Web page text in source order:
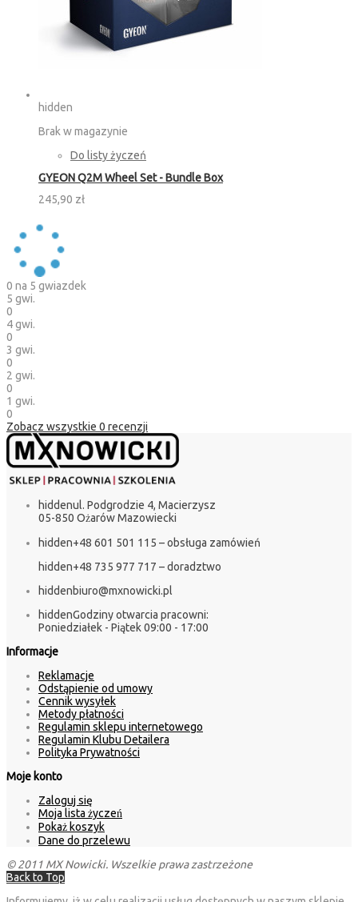
hidden
Brak w magazynie
Do listy życzeń
GYEON Q2M Wheel Set - Bundle Box
245,90 zł
0 na 5 gwiazdek
5 gwi.
0
4 gwi.
0
3 gwi.
0
2 gwi.
0
1 gwi.
0
Zobacz wszystkie 0 recenzji
hiddenul. Podgrodzie 4, Macierzysz
05-850 Ożarów Mazowiecki
hidden+48 601 501 115 – obsługa zamówień
hidden+48 735 977 717 – doradztwo
hiddenbiuro@mxnowicki.pl
hiddenGodziny otwarcia pracowni:
Poniedziałek - Piątek 09:00 - 17:00
Informacje
Reklamacje
Odstąpienie od umowy
Cennik wysyłek
Metody płatności
Regulamin sklepu internetowego
Regulamin Klubu Detailera
Polityka Prywatności
Moje konto
Zaloguj się
Moja lista życzeń
Pokaż koszyk
Dane do przelewu
© 2011 MX Nowicki. Wszelkie prawa zastrzeżone
Back to Top